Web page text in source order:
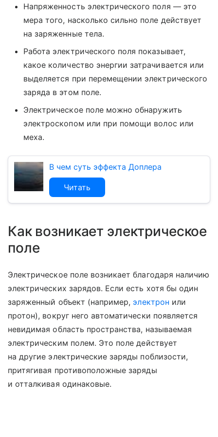
Напряженность электрического поля — это
мера того, насколько сильно поле действует
на заряженные тела.
Работа электрического поля показывает,
какое количество энергии затрачивается или
выделяется при перемещении электрического
заряда в этом поле.
Электрическое поле можно обнаружить
электроскопом или при помощи волос или
меха.
В чем суть эффекта Доплера
Читать
Как возникает электрическое
поле
Электрическое поле возникает благодаря наличию
электрических зарядов. Если есть хотя бы один
заряженный объект (например, электрон или
протон), вокруг него автоматически появляется
невидимая область пространства, называемая
электрическим полем. Это поле действует
на другие электрические заряды поблизости,
притягивая противоположные заряды
и отталкивая одинаковые.